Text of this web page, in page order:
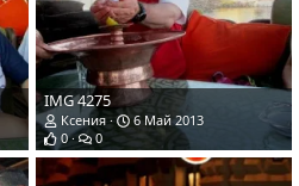
IMG 4275
Ксения
6 Май 2013
0
0